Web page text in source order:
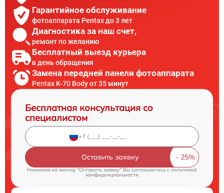
Гарантийное обслуживание
фотоаппарата Pentax до 3 лет
Диагностика за наш счет,
ремонт по желанию
Бесплатный выезд курьера
в день обращения
Замена передней панели фотоаппарата
Pentax K-70 Body от 35 минут
Бесплатная консультация со
специалистом
Оставить заявку
Нажимая на кнопку "Оставить заявку" Вы соглашаетесь cполитикой
конфиденциальности